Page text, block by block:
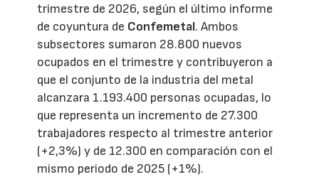
trimestre de 2026, según el último informe
de coyuntura de Confemetal. Ambos
subsectores sumaron 28.800 nuevos
ocupados en el trimestre y contribuyeron a
que el conjunto de la industria del metal
alcanzara 1.193.400 personas ocupadas, lo
que representa un incremento de 27.300
trabajadores respecto al trimestre anterior
(+2,3%) y de 12.300 en comparación con el
mismo periodo de 2025 (+1%).